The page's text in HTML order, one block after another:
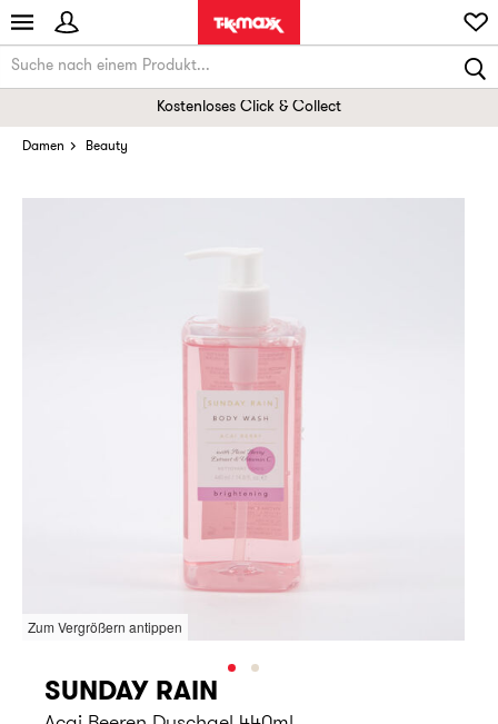
Kostenloses Click & Collect
Damen Beauty
Zum Vergrößern antippen
SUNDAY RAIN